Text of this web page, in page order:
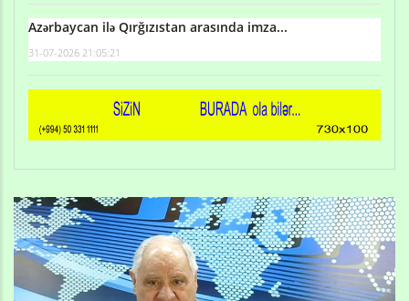
Azərbaycan ilə Qırğızıstan arasında imza...
31-07-2026 21:05:21